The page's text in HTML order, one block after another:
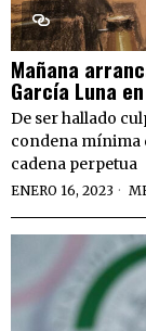
Mañana
García Luna en
De ser hallado
condena mínima
cadena perpetua
ENERO 16, 2023